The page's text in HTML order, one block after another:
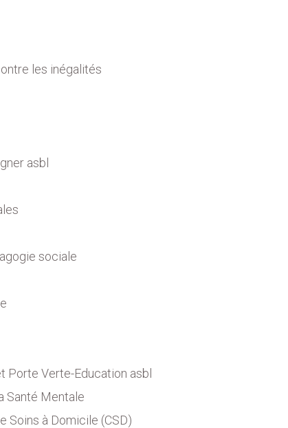
les inégalités
asbl
sociale
Porte Verte-Education asbl
Santé Mentale
Soins à Domicile (CSD)